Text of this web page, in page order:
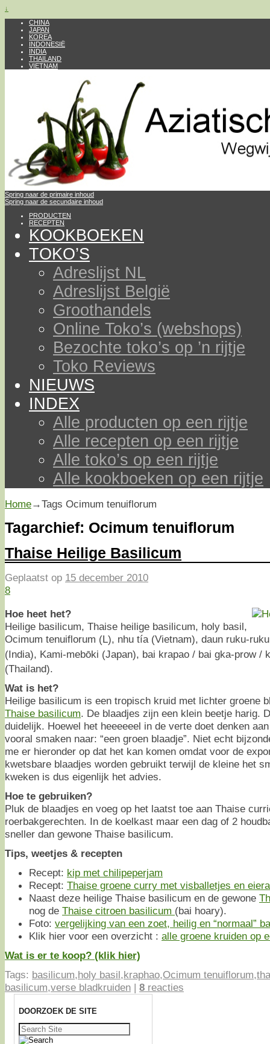
↓
CHINA
JAPAN
KOREA
INDONESIË
INDIA
THAILAND
VIETNAM
Spring naar de primaire inhoud
Spring naar de secundaire inhoud
PRODUCTEN
RECEPTEN
KOOKBOEKEN
TOKO’S
Adreslijst NL
Adreslijst België
Groothandels
Online Toko’s (webshops)
Bezochte toko’s op ’n rijtje
Toko Reviews
NIEUWS
INDEX
Alle producten op een rijtje
Alle recepten op een rijtje
Alle toko’s op een rijtje
Alle kookboeken op een rijtje
Home→Tags Ocimum tenuiflorum
Tagarchief: Ocimum tenuiflorum
Thaise Heilige Basilicum
Geplaatst op 15 december 2010
8
Hoe heet het?
Heilige basilicum, Thaise heilige basilicum, holy basil,
Ocimum tenuiflorum (L), nhu tía (Vietnam), daun ruku-
(India), Kami-mebōki (Japan), bai krapao / bai gka-prow /
(Thailand).
Wat is het?
Heilige basilicum is een tropisch kruid met lichter groene
Thaise basilicum. De blaadjes zijn een klein beetje harig.
duidelijk. Hoewel het heeeeeel in de verte doet denken
vooral smaken naar: “een groen blaadje”. Niet echt
me er hieronder op dat het kan komen omdat voor de
kwetsbare blaadjes worden gebruikt terwijl de kleine het
kweken is dus eigenlijk het advies.
Hoe te gebruiken?
Pluk de blaadjes en voeg op het laatst toe aan Thaise
roerbakgerechten. In de koelkast maar een dag of 2
sneller dan gewone Thaise basilicum.
Tips, weetjes & recepten
Recept: kip met chilipeperjam
Recept: Thaise groene curry met visballetjes en
Naast deze heilige Thaise basilicum en de gewone
nog de Thaise citroen basilicum (bai hoary).
Foto: vergelijking van een zoet, heilig en “normaal”
Klik hier voor een overzicht : alle groene kruiden op
Wat is er te koop? (klik hier)
Tags: basilicum,holy basil,kraphao,Ocimum tenuiflorum,
basilicum,verse bladkruiden | 8 reacties
DOORZOEK DE SITE
Zoeken
naar: